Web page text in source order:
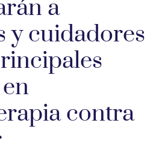
a
y cuidadores
contra